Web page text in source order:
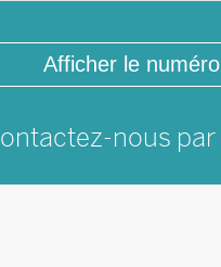
Afficher le numéro
nous par